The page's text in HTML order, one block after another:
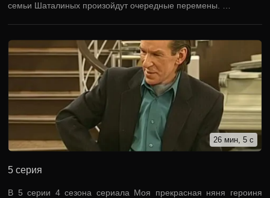
семьи Шаталиных произойдут очередные перемены. …
26 мин, 5 с
5 серия
В 5 серии 4 сезона сериала Моя прекрасная няня героиня